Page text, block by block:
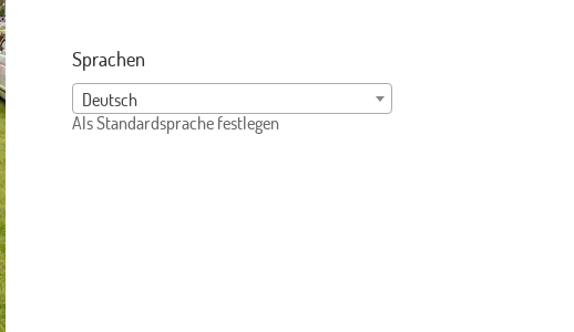
Sprachen
Deutsch
Als Standardsprache festlegen